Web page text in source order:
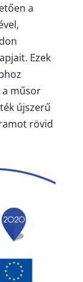
a
Ezek
a műsor
újszerű
rövid